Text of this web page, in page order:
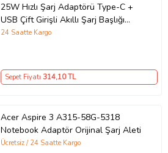
25W Hızlı Şarj Adaptörü Type-C +
USB Çift Girişli Akıllı Şarj Başlığı
Kompakt Tasarım
24 Saatte Kargo
Sepet Fiyatı 314,10 TL
Acer Aspire 3 A315-58G-5318
Notebook Adaptör Orijinal Şarj Aleti
Ücretsiz / 24 Saatte Kargo